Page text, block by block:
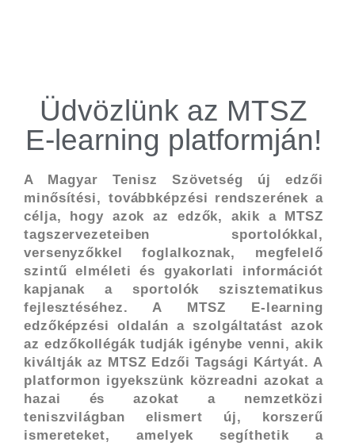
Üdvözlünk az MTSZ
E-learning platformján!
A Magyar Tenisz Szövetség új edzői
minősítési, továbbképzési rendszerének a
célja, hogy azok az edzők, akik a MTSZ
tagszervezeteiben sportolókkal,
versenyzőkkel foglalkoznak, megfelelő
szintű elméleti és gyakorlati információt
kapjanak a sportolók szisztematikus
fejlesztéséhez. A MTSZ E-learning
edzőképzési oldalán a szolgáltatást azok
az edzőkollégák tudják igénybe venni, akik
kiváltják az MTSZ Edzői Tagsági Kártyát. A
platformon igyekszünk közreadni azokat a
hazai és azokat a nemzetközi
teniszvilágban elismert új, korszerű
ismereteket, amelyek segíthetik a